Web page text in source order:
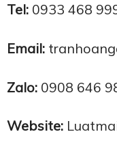
Tel: 0933 468
Email:
Zalo: 0908 646
Website: